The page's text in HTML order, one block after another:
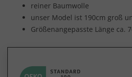
reiner Baumwolle
unser Model ist 190cm groß
Größenangepasste Länge ca.